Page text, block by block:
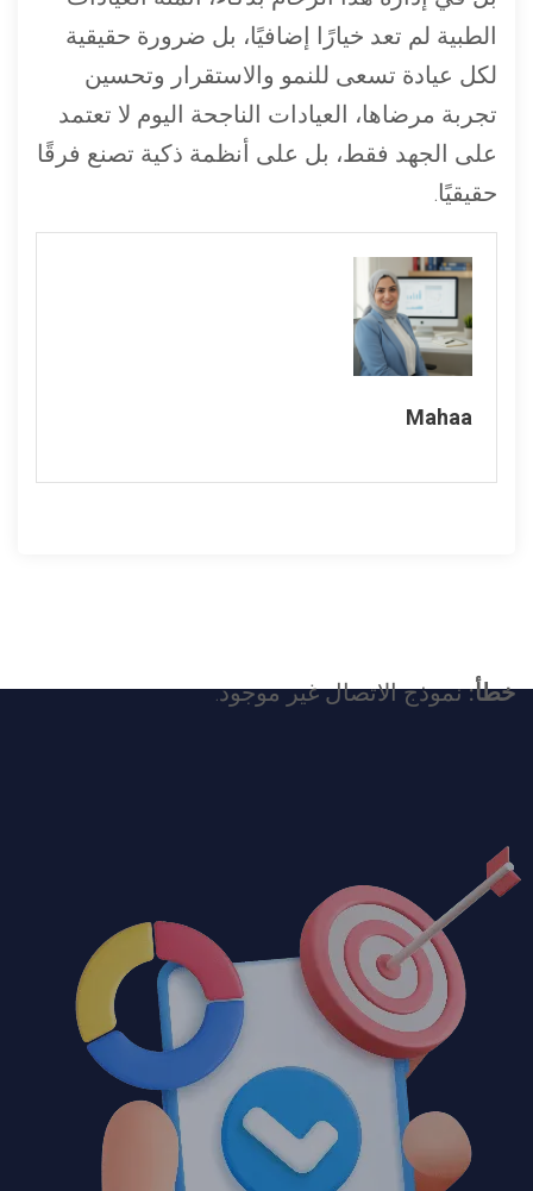
الطبية لم تعد خيارًا إضافيًا، بل ضرورة حقيقية
لكل عيادة تسعى للنمو والاستقرار وتحسين
تجربة مرضاها، العيادات الناجحة اليوم لا تعتمد
على الجهد فقط، بل على أنظمة ذكية تصنع فرقًا
حقيقيًا.
Mahaa
خطأ:نموذج الاتصال غير موجود.